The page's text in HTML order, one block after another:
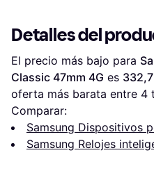
Detalles del
El precio más bajo para
Classic 47mm 4G es
oferta más barata entre 4
Comparar:
Samsung Dispositivos
Samsung Relojes